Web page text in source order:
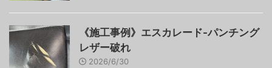
《施工事例》エスカレード-パンチング
レザー破れ
2026/6/30